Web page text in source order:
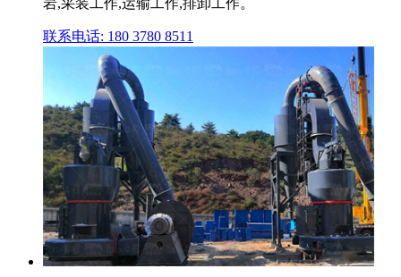
岩,采装工作,运输工作,排卸工作。
联系电话: 180 3780 8511